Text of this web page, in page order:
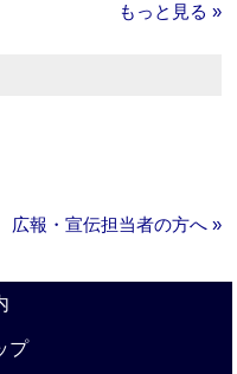
もっと見る »
広報・宣伝担当者の方へ »
プ